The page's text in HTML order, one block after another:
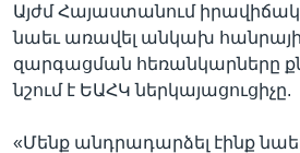
Այժմ Հայաստանում
նաեւ առավել անկախ
զարգացման հեռանկարները
նշում է ԵԱՀԿ ներկայացուցիչը.
«Մենք անդրադարձել էինք